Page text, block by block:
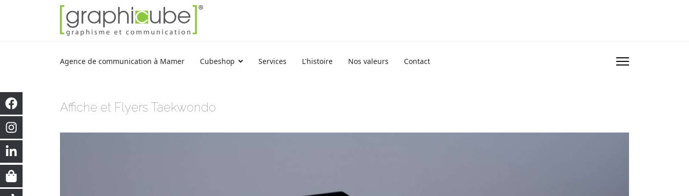
Agence de communication à Mamer Cubeshop Services L'histoire Nos valeurs Contact
Affiche et Flyers Taekwondo